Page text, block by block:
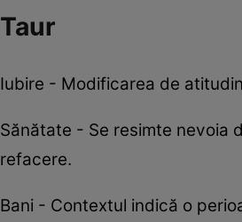
Taur
Iubire - Modificarea de
Sănătate - Se resimte nevoia
refacere.
Bani - Contextul indică o